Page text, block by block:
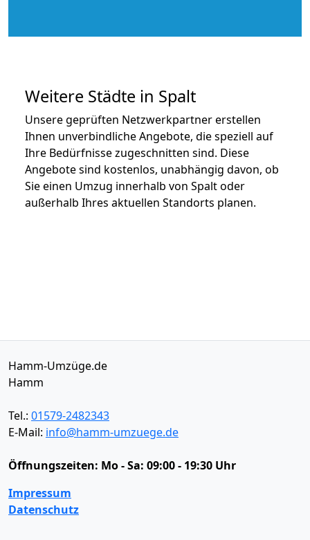
Weitere Städte in Spalt
Unsere geprüften Netzwerkpartner erstellen
Ihnen unverbindliche Angebote, die speziell auf
Ihre Bedürfnisse zugeschnitten sind. Diese
Angebote sind kostenlos, unabhängig davon, ob
Sie einen Umzug innerhalb von Spalt oder
außerhalb Ihres aktuellen Standorts planen.
Hamm-Umzüge.de
Hamm
Tel.: 01579-2482343
E-Mail: info@hamm-umzuege.de
Öffnungszeiten: Mo - Sa: 09:00 - 19:30 Uhr
Impressum
Datenschutz